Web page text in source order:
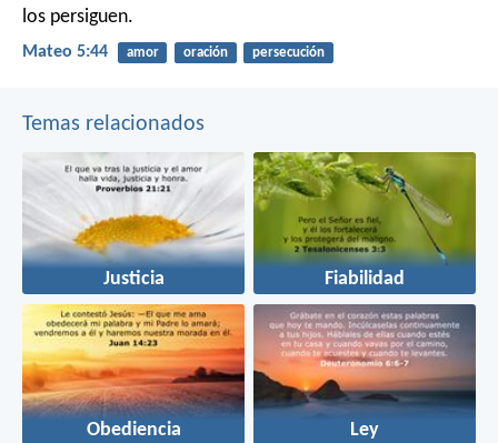
los persiguen.
Mateo 5:44 amor oración persecución
Temas relacionados
Justicia Fiabilidad
Obediencia Ley